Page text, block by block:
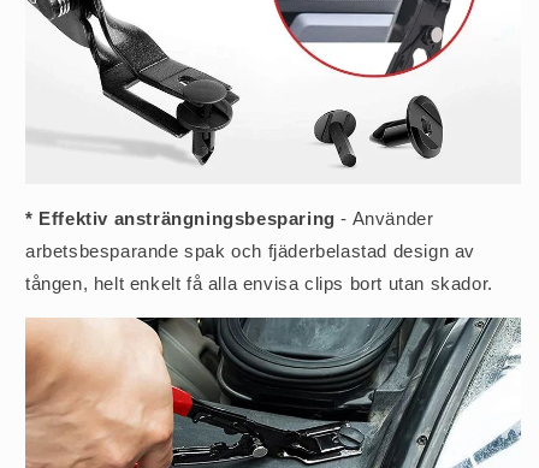
* Effektiv ansträngningsbesparing - Använder
arbetsbesparande spak och fjäderbelastad design av
tången, helt enkelt få alla envisa clips bort utan skador.